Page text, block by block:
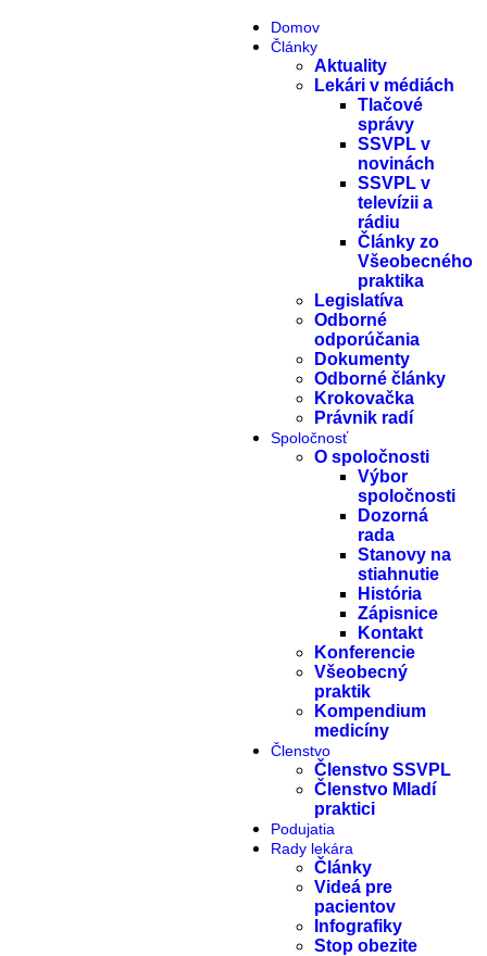
Domov
Články
Aktuality
Lekári v médiách
Tlačové
správy
SSVPL v
novinách
SSVPL v
televízii a
rádiu
Články zo
Všeobecného
praktika
Legislatíva
Odborné
odporúčania
Dokumenty
Odborné články
Krokovačka
Právnik radí
Spoločnosť
O spoločnosti
Výbor
spoločnosti
Dozorná
rada
Stanovy na
stiahnutie
História
Zápisnice
Kontakt
Konferencie
Všeobecný
praktik
Kompendium
medicíny
Členstvo
Členstvo SSVPL
Členstvo Mladí
praktici
Podujatia
Rady lekára
Články
Videá pre
pacientov
Infografiky
Stop obezite